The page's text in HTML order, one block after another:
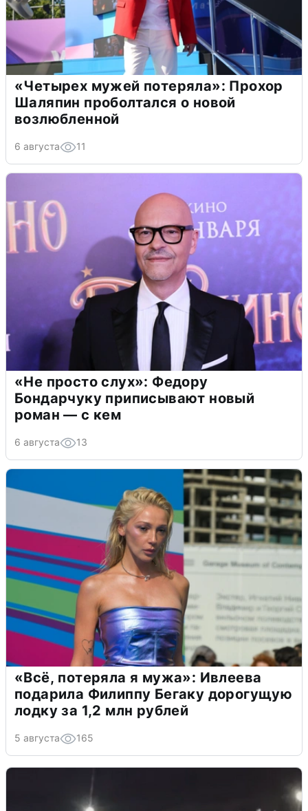
«Четырех мужей потеряла»: Прохор
Шаляпин проболтался о новой
возлюбленной
6 августа 11
«Не просто слух»: Федору
Бондарчуку приписывают новый
роман — с кем
6 августа 13
«Всё, потеряла я мужа»: Ивлеева
подарила Филиппу Бегаку дорогущую
лодку за 1,2 млн рублей
5 августа 165